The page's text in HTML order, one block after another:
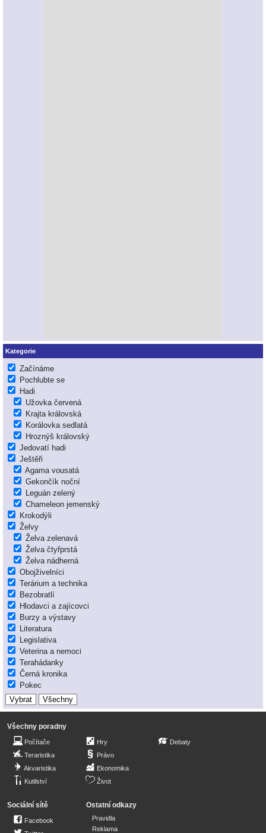
Kategorie
Začínáme
Pochlubte se
Hadi
Užovka červená
Krajta královská
Korálovka sedlatá
Hroznýš královský
Jedovatí hadi
Ještěři
Agama vousatá
Gekončík noční
Leguán zelený
Chameleon jemenský
Krokodýli
Želvy
Želva zelenavá
Želva čtyřprstá
Želva nádherná
Obojživelníci
Terárium a technika
Bezobratlí
Hlodavci a zajícovci
Burzy a výstavy
Literatura
Legislativa
Veterina a nemoci
Terahádanky
Černá kronika
Pokec
Všechny poradny
Počítače
Teraristika
Akvaristika
Kutilství
Hry
Právo
Ekonomika
Život
Debaty
Sociální sítě
Facebook
Ostatní odkazy
Pravidla
Reklama